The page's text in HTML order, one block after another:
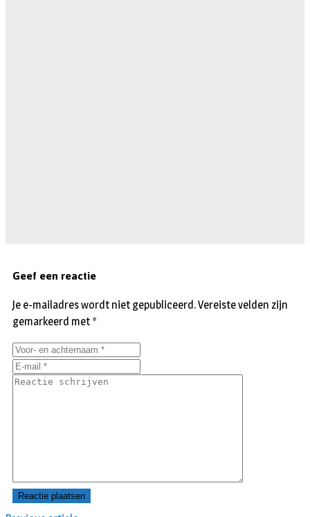
Geef een reactie
Je e-mailadres wordt niet gepubliceerd.Vereiste velden zijn
gemarkeerd met *